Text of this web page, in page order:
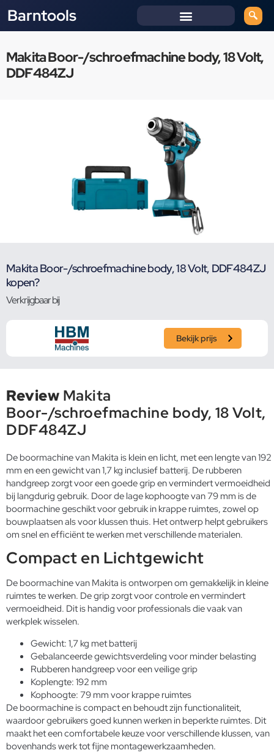
Barntools
Makita Boor-/schroefmachine body, 18 Volt,
DDF484ZJ
Makita Boor-/schroefmachine body, 18 Volt, DDF484ZJ
kopen?
Verkrijgbaar bij
Bekijk prijs
Review Makita
Boor-/schroefmachine body, 18 Volt,
DDF484ZJ
De boormachine van Makita is klein en licht, met een lengte van 192
mm en een gewicht van 1,7 kg inclusief batterij. De rubberen
handgreep zorgt voor een goede grip en vermindert vermoeidheid
bij langdurig gebruik. Door de lage kophoogte van 79 mm is de
boormachine geschikt voor gebruik in krappe ruimtes, zowel op
bouwplaatsen als voor klussen thuis. Het ontwerp helpt gebruikers
om snel en efficiënt te werken met verschillende materialen.
Compact en Lichtgewicht
De boormachine van Makita is ontworpen om gemakkelijk in kleine
ruimtes te werken. De grip zorgt voor controle en vermindert
vermoeidheid. Dit is handig voor professionals die vaak van
werkplek wisselen.
Gewicht: 1,7 kg met batterij
Gebalanceerde gewichtsverdeling voor minder belasting
Rubberen handgreep voor een veilige grip
Koplengte: 192 mm
Kophoogte: 79 mm voor krappe ruimtes
De boormachine is compact en behoudt zijn functionaliteit,
waardoor gebruikers goed kunnen werken in beperkte ruimtes. Dit
maakt het een comfortabele keuze voor verschillende klussen, van
bovenhands werk tot fijne montagewerkzaamheden.